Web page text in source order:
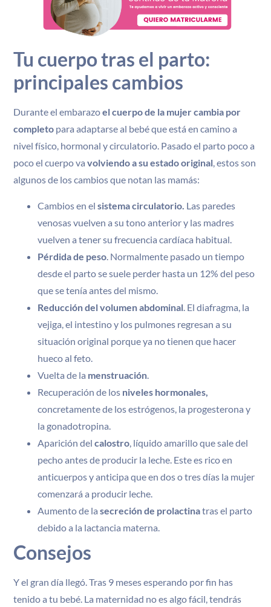
Tu cuerpo tras el parto:
principales cambios
Durante el embarazoel cuerpo de la mujer cambia por
completo para adaptarse al bebé que está en camino a
nivel físico, hormonal y circulatorio. Pasado el parto poco a
poco el cuerpo vavolviendo a su estado original, estos son
algunos de los cambios que notan las mamás:
Cambios en el sistema circulatorio. Las paredes
venosas vuelven a su tono anterior y las madres
vuelven a tener su frecuencia cardíaca habitual.
Pérdida de peso. Normalmente pasado un tiempo
desde el parto se suele perder hasta un 12% del peso
que se tenía antes del mismo.
Reducción del volumen abdominal. El diafragma, la
vejiga, el intestino y los pulmones regresan a su
situación original porque ya no tienen que hacer
hueco al feto.
Vuelta de la menstruación.
Recuperación de los niveles hormonales,
concretamente de los estrógenos, la progesterona y
la gonadotropina.
Aparición delcalostro, líquido amarillo que sale del
pecho antes de producir la leche. Este es rico en
anticuerpos y anticipa que en dos o tres días la mujer
comenzará a producir leche.
Aumento de lasecreción de prolactinatras el parto
debido a la lactancia materna.
Consejos
Y el gran día llegó. Tras 9 meses esperando por fin has
tenido a tu bebé. La maternidad no es algo fácil, tendrás